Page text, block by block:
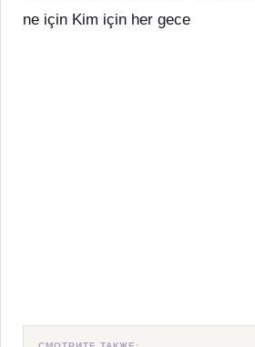
ne için Kim için her gece